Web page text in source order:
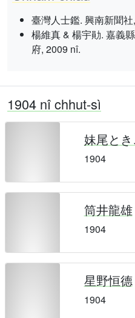
臺灣人士鑑. 興南新聞
楊維真 & 楊宇勛. 嘉義
府, 2009 nî.
1904 nî chhut-sì
妹尾とき
1904
筒井龍雄
1904
星野恒德
1904